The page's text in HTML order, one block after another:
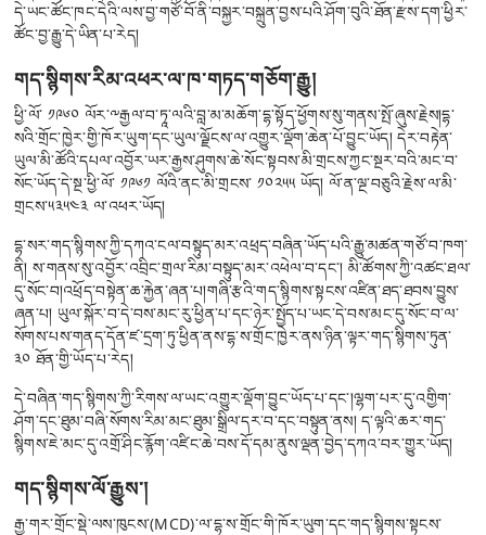
དེ་ཡང་ཚོང་ཁང་དེའི་ལས་བྱ་གཙོ་བོ་ནི་བསྐྱར་བསྐྲུན་བྱས་པའི་ཤོག་བུའི་ཐོན་རྫས་དག་ཕྱིར་
ཚོང་བྱ་རྒྱུ་དེ་ཡིན་པ་རེད།
གད་སྙིགས་རིམ་འཕར་ལ་ཁ་གཏད་གཅོག་རྒྱུ།
ཕྱི་ལོ་ ༡༩༦༠ ལོར་༸རྒྱལ་བ་ཏཱ་ལའི་བླ་མ་མཆོག་དྷ་སྟོད་ཕྱོགས་སུ་གནས་སྤོ་ཞུས་རྗེས།དྷ་
སའི་གྲོང་ཁྱེར་གྱི་ཁོར་ཡུག་དང་ཡུལ་ལྗོངས་ལ་འགྱུར་ལྡོག་ཆེན་པོ་བྱུང་ཡོད། དེར་བརྟེན་
ཡུལ་མི་ཚོའི་དཔལ་འབྱོར་ཡར་རྒྱས་ཤུགས་ཆེ་སོང་སྟབས་མི་གྲངས་ཀྱང་སྔར་བའི་མང་བ་
སོང་ཡོད་དེ་སྔ་ཕྱི་ལོ་ ༡༩༦༡ ལོའི་ནང་མི་གྲངས་ ༡༠༢༥༥ ཡོད། ལོ་ན་ལྔ་བཅུའི་རྗེས་ལ་མི་
གྲངས་༥༣༥༤༣ ལ་འཕར་ཡོད།
དྷ་སར་གད་སྙིགས་ཀྱི་དཀའ་ངལ་བསྟུད་མར་འཕྲད་བཞིན་ཡོད་པའི་རྒྱུ་མཚན་གཙོ་བ་ཁག་
ནི། ས་གནས་སུ་འབྱོར་འབྲིང་གྲལ་རིམ་བསྟུད་མར་འཕེལ་བ་དང་། མི་ཚོགས་ཀྱི་འཚང་ཐལ་
དུ་སོང་བ།འཕྲོད་བསྟེན་ཆ་རྐྱེན་ཞན་པ།གཞི་རྩའི་གད་སྙིགས་སྟངས་འཛིན་ཐད་ཐབས་བྱུས་
ཞན་པ། ཡུལ་སྐོར་བ་དེ་བས་མང་རུ་ཕྱིན་པ་དང་ཉེར་སྤྱོད་པ་ཡང་དེ་བས་མང་དུ་སོང་བ་ལ་
སོགས་པས་གནད་དོན་ཛ་དྲག་ཏུ་ཕྱིན་ནས་དྷ་ས་གྲོང་ཁྱེར་ནས་ཉིན་ལྟར་གད་སྙིགས་ཏུན་
༣༠ ཐོན་གྱི་ཡོད་པ་རེད།
དེ་བཞིན་གད་སྙིགས་ཀྱི་རིགས་ལ་ཡང་འགྱུར་ལྡོག་བྱུང་ཡོད་པ་དང་།ལྷག་པར་དུ་འགྱིག་
ཤོག་དང་ཐུམ་བཞི་སོགས་རིམ་མང་ཐུམ་སྒྲིལ་དར་བ་དང་བསྟུན་ནས། ད་ལྟའི་ཆར་གད་
སྙིགས་ཇེ་མང་དུ་འགྲོ་ཤིང་རྙོག་འཛིང་ཆེ་བས་དོ་དམ་ནུས་ལྡན་བྱེད་དཀའ་བར་གྱུར་ཡོད།
གད་སྙིགས་ལོ་རྒྱུས་།
རྒྱ་གར་གྲོང་སྡེ་ལས་ཁུངས་(MCD)་ལ་དྷ་ས་གྲོང་གི་ཁོར་ཡུག་དང་གད་སྙིགས་སྟངས་